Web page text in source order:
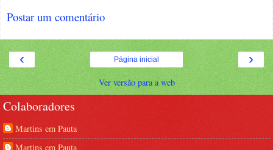
Postar um comentário
‹ ›
Página inicial
Ver versão para a web
Colaboradores
Martins em Pauta
Martins em Pauta